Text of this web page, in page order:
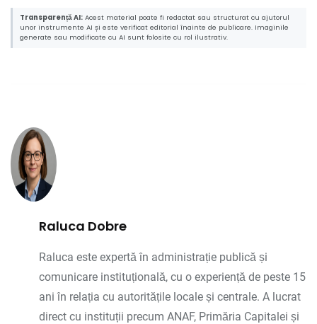
Transparență AI: Acest material poate fi redactat sau structurat cu ajutorul
unor instrumente AI și este verificat editorial înainte de publicare. Imaginile
generate sau modificate cu AI sunt folosite cu rol ilustrativ.
Raluca Dobre
Raluca este expertă în administrație publică și
comunicare instituțională, cu o experiență de peste 15
ani în relația cu autoritățile locale și centrale. A lucrat
direct cu instituții precum ANAF, Primăria Capitalei și